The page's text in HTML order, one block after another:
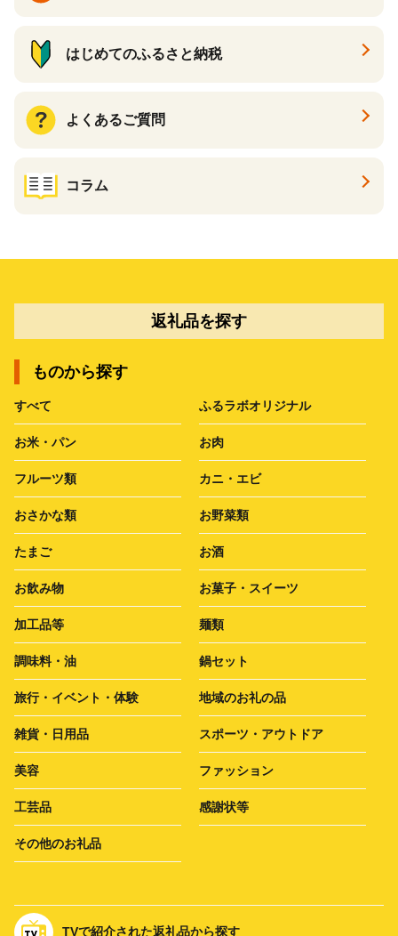
はじめてのふるさと納税
よくあるご質問
コラム
返礼品を探す
ものから探す
すべて ふるラボオリジナル
お米・パン お肉
フルーツ類 カニ・エビ
おさかな類 お野菜類
たまご お酒
お飲み物 お菓子・スイーツ
加工品等 麺類
調味料・油 鍋セット
旅行・イベント・体験 地域のお礼の品
雑貨・日用品 スポーツ・アウトドア
美容 ファッション
工芸品 感謝状等
その他のお礼品
TVで紹介された返礼品から探す